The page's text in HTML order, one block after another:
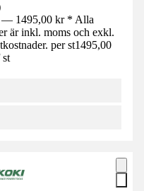
— 1495,00 kr * Alla
är inkl. moms och exkl.
per st1495,00
st